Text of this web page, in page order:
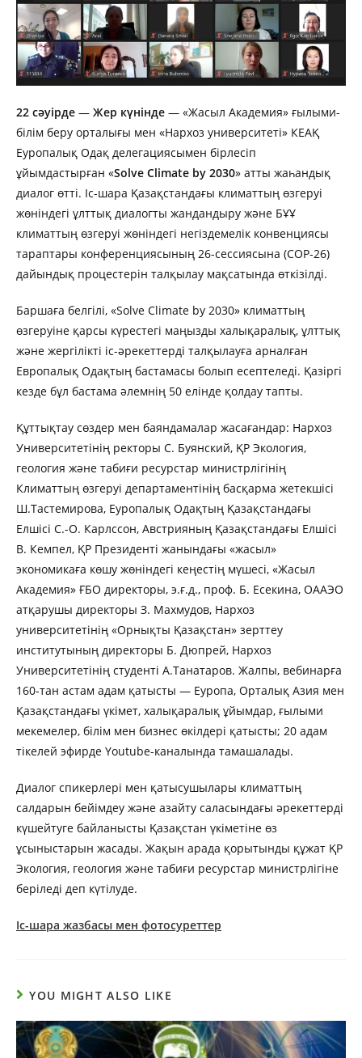
22 сәуірде — Жер күнінде — «Жасыл Академия» ғылыми-
білім беру орталығы мен «Нархоз университеті» КЕАҚ
Еуропалық Одақ делегациясымен бірлесіп
ұйымдастырған «Solve Climate by 2030» атты жаһандық
диалог өтті. Іс-шара Қазақстандағы климаттың өзгеруі
жөніндегі ұлттық диалогты жандандыру және БҰҰ
климаттың өзгеруі жөніндегі негіздемелік конвенциясы
тараптары конференциясының 26-сессиясына (COP-26)
дайындық процестерін талқылау мақсатында өткізілді.
Баршаға белгілі, «Solve Climate by 2030» климаттың
өзгеруіне қарсы күрестегі маңызды халықаралық, ұлттық
және жергілікті іс-әрекеттерді талқылауға арналған
Европалық Одақтың бастамасы болып есептеледі. Қазіргі
кезде бұл бастама әлемнің 50 елінде қолдау тапты.
Құттықтау сөздер мен баяндамалар жасағандар: Нархоз
Университетінің ректоры С. Буянский, ҚР Экология,
геология және табиғи ресурстар министрлігінің
Климаттың өзгеруі департаментінің басқарма жетекшісі
Ш.Тастемирова, Еуропалық Одақтың Қазақстандағы
Елшісі С.-O. Карлссон, Австрияның Қазақстандағы Елшісі
В. Кемпел, ҚР Президенті жанындағы «жасыл»
экономикаға көшу жөніндегі кеңестің мүшесі, «Жасыл
Академия» ҒБО директоры, э.ғ.д., проф. Б. Есекина, ОААЭО
атқарушы директоры З. Махмудов, Нархоз
университетінің «Орнықты Қазақстан» зерттеу
институтының директоры Б. Дюпрей, Нархоз
Университетінің студенті А.Танатаров. Жалпы, вебинарға
160-тан астам адам қатысты — Еуропа, Орталық Азия мен
Қазақстандағы үкімет, халықаралық ұйымдар, ғылыми
мекемелер, білім мен бизнес өкілдері қатысты; 20 адам
тікелей эфирде Youtube-каналында тамашалады.
Диалог спикерлері мен қатысушылары климаттың
салдарын бейімдеу және азайту саласындағы әрекеттерді
күшейтуге байланысты Қазақстан үкіметіне өз
ұсыныстарын жасады. Жақын арада қорытынды құжат ҚР
Экология, геология және табиғи ресурстар министрлігіне
беріледі деп күтілуде.
Іс-шара жазбасы мен фотосуреттер
YOU MIGHT ALSO LIKE